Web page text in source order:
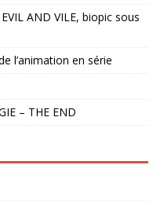
AND VILE, biopic sous
l’animation en série
– THE END